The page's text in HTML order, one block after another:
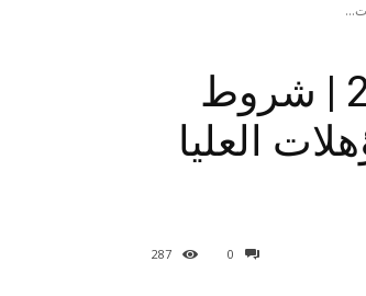
وظائف وزارة الانتاج الحربي 2016 | شروط
العليا
0
287